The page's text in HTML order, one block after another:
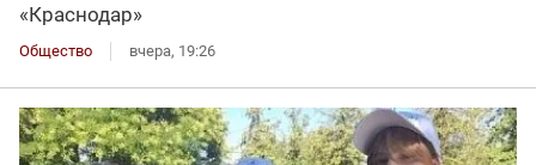
«Краснодар»
Общество вчера, 19:26